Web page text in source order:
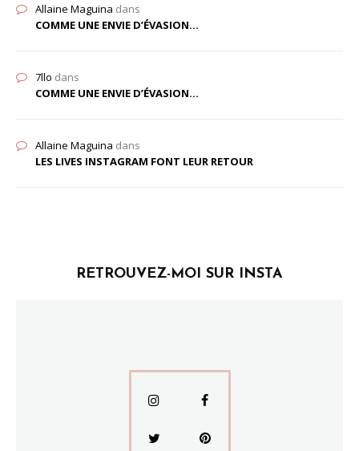
Allaine Maguina dans
COMME UNE ENVIE D’ÉVASION…
7llo dans
COMME UNE ENVIE D’ÉVASION…
Allaine Maguina dans
LES LIVES INSTAGRAM FONT LEUR RETOUR
RETROUVEZ-MOI SUR INSTA